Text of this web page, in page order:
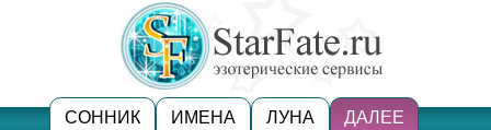
СОННИК ИМЕНА ЛУНА ДАЛЕЕ